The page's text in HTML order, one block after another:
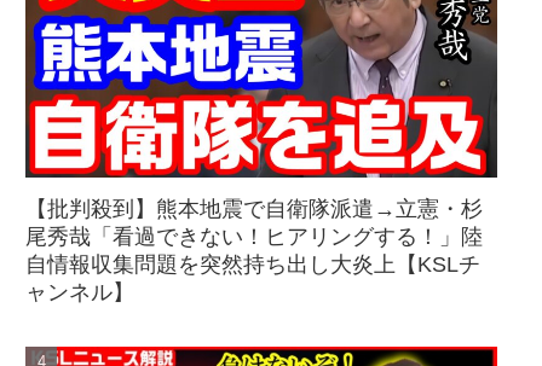
【批判殺到】熊本地震で自衛隊派遣→立憲・杉
尾秀哉「看過できない！ヒアリングする！」陸
自情報収集問題を突然持ち出し大炎上【KSLチ
ャンネル】